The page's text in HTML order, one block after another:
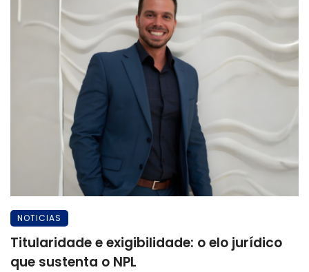
NOTICIAS
Titularidade e exigibilidade: o elo jurídico
que sustenta o NPL